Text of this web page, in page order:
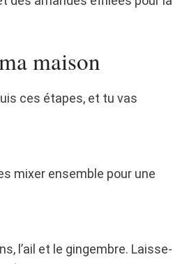
maison
ces étapes, et tu vas
mixer ensemble pour une
l’ail et le gingembre. Laisse-